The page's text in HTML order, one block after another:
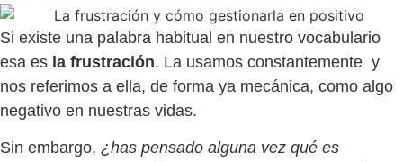
Si existe una palabra habitual en nuestro vocabulario
esa es la frustración. La usamos constantemente y
nos referimos a ella, de forma ya mecánica, como algo
negativo en nuestras vidas.
Sin embargo, ¿has pensado alguna vez qué es